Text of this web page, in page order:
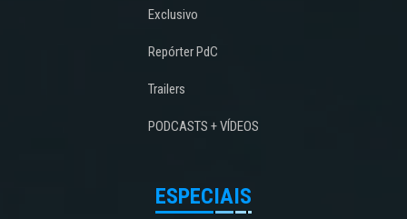
Exclusivo
Repórter PdC
Trailers
PODCASTS + VÍDEOS
ESPECIAIS